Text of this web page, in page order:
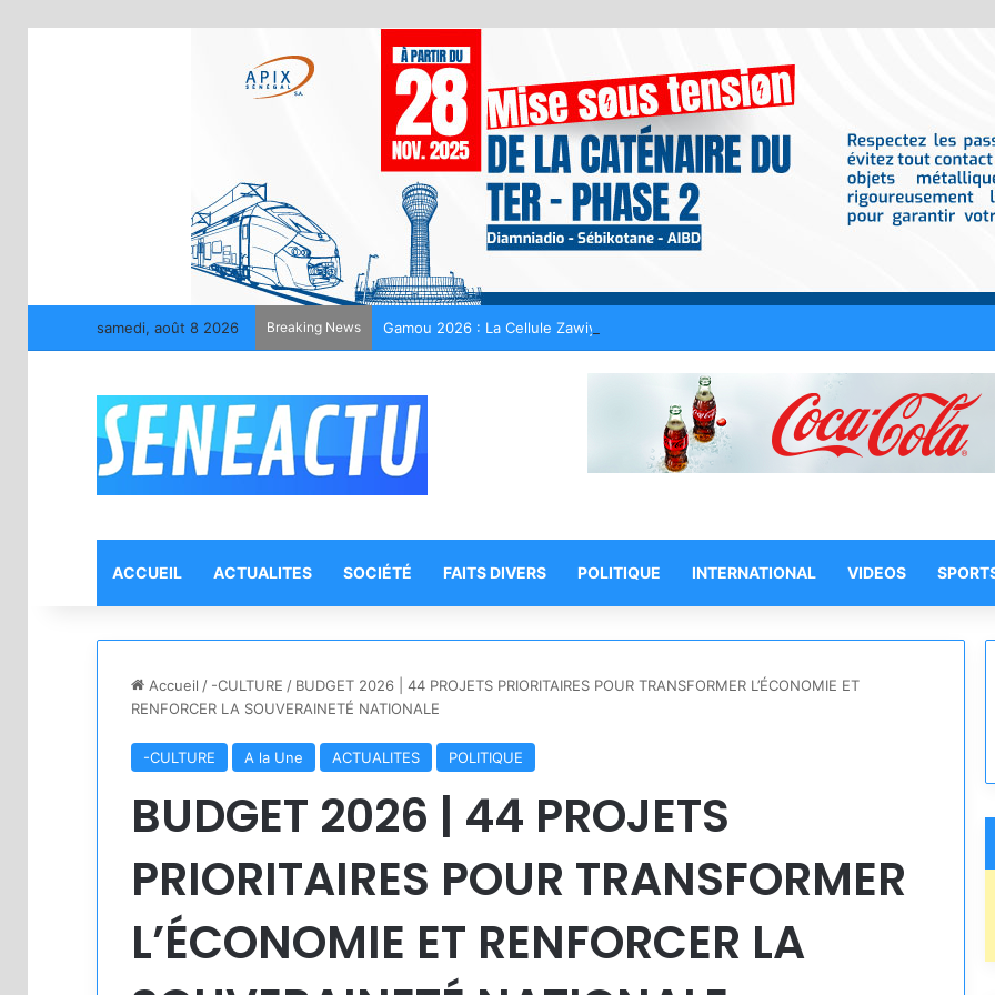
samedi, août 8 2026 Breaking News Gamou 2026 : La Cellule Zawiya Tijaniyya dévoilera son programme ce samedi à
ACCUEIL ACTUALITES SOCIÉTÉ FAITS DIVERS POLITIQUE INTERNATIONAL VIDEOS
Accueil / -CULTURE / BUDGET 2026 | 44 PROJETS PRIORITAIRES POUR TRANSFORMER L’ÉCONOMIE ET
RENFORCER LA SOUVERAINETÉ NATIONALE
-CULTURE A la Une ACTUALITES POLITIQUE
BUDGET 2026 | 44 PROJETS
PRIORITAIRES POUR TRANSFORMER
L’ÉCONOMIE ET RENFORCER LA